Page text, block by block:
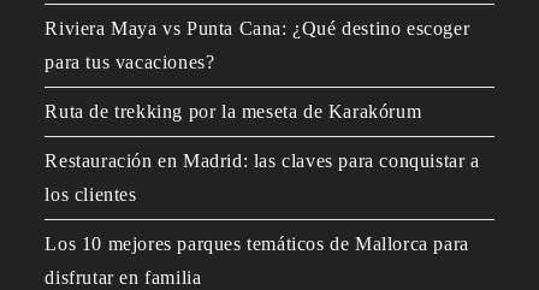
Riviera Maya vs Punta Cana: ¿Qué destino escoger
para tus vacaciones?
Ruta de trekking por la meseta de Karakórum
Restauración en Madrid: las claves para conquistar a
los clientes
Los 10 mejores parques temáticos de Mallorca para
disfrutar en familia